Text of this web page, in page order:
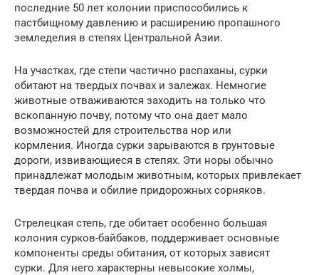
последние 50 лет колонии приспособились к
пастбищному давлению и расширению пропашного
земледелия в степях Центральной Азии.
На участках, где степи частично распаханы, сурки
обитают на твердых почвах и залежах. Немногие
животные отваживаются заходить на только что
вскопанную почву, потому что она дает мало
возможностей для строительства нор или
кормления. Иногда сурки зарываются в грунтовые
дороги, извивающиеся в степях. Эти норы обычно
принадлежат молодым животным, которых привлекает
твердая почва и обилие придорожных сорняков.
Стрелецкая степь, где обитает особенно большая
колония сурков-байбаков, поддерживает основные
компоненты среды обитания, от которых зависят
сурки. Для него характерны невысокие холмы,